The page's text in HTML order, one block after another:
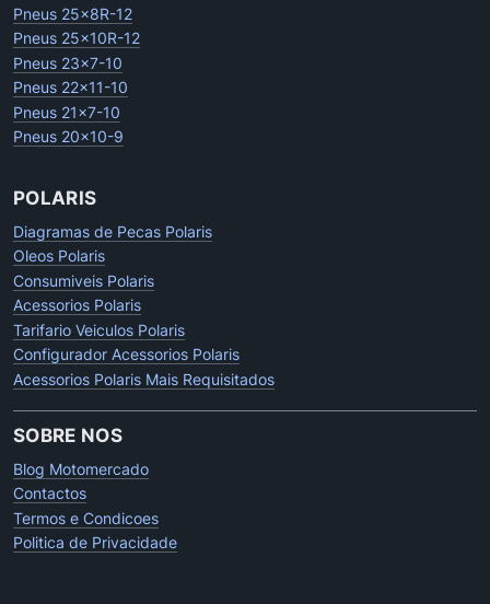
Pneus 25x8R-12
Pneus 25x10R-12
Pneus 23x7-10
Pneus 22x11-10
Pneus 21x7-10
Pneus 20x10-9
POLARIS
Diagramas de Pecas Polaris
Oleos Polaris
Consumiveis Polaris
Acessorios Polaris
Tarifario Veiculos Polaris
Configurador Acessorios Polaris
Acessorios Polaris Mais Requisitados
SOBRE NOS
Blog Motomercado
Contactos
Termos e Condicoes
Politica de Privacidade